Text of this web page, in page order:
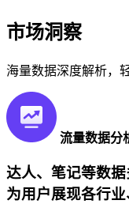
市场洞察
海量数据深度解析，
流量数据分
达人、笔记等数
为用户展现各行业